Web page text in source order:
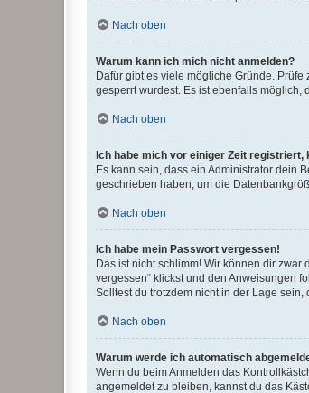
Nach oben
Warum kann ich mich nicht anmelden?
Dafür gibt es viele mögliche Gründe.
gesperrt wurdest. Es ist ebenfalls möglich,
Nach oben
Ich habe mich vor einiger Zeit
Es kann sein, dass ein Administrator dein
geschrieben haben, um die
Nach oben
Ich habe mein Passwort vergessen!
Das ist nicht schlimm! Wir können dir
vergessen“ klickst und den Anweisungen
Solltest du trotzdem nicht in der Lage
Nach oben
Warum werde ich automatisch
Wenn du beim Anmelden das
angemeldet zu bleiben, kannst du das